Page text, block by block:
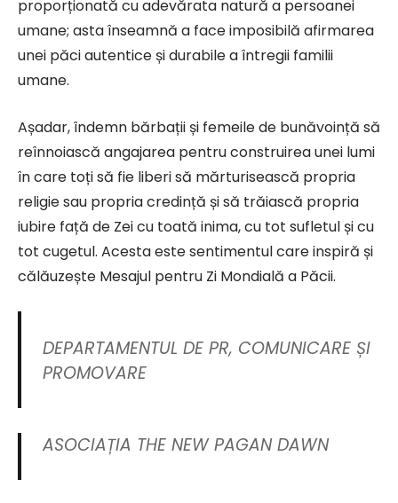
proporționată cu adevărata natură a persoanei
umane; asta înseamnă a face imposibilă afirmarea
unei păci autentice și durabile a întregii familii
umane.
Așadar, îndemn bărbații și femeile de bunăvoință să
reînnoiască angajarea pentru construirea unei lumi
în care toți să fie liberi să mărturisească propria
religie sau propria credință și să trăiască propria
iubire față de Zei cu toată inima, cu tot sufletul și cu
tot cugetul. Acesta este sentimentul care inspiră și
călăuzește Mesajul pentru Zi Mondială a Păcii.
DEPARTAMENTUL DE PR, COMUNICARE ȘI
PROMOVARE
ASOCIAȚIA THE NEW PAGAN DAWN